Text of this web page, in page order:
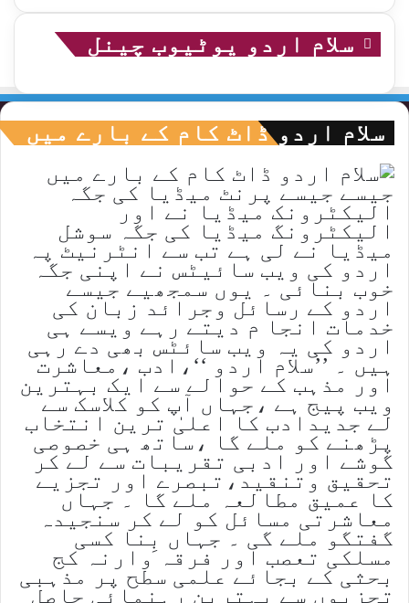
سلام اردو یوٹیوب چینل
سلام اردو ڈاٹ کام کے بارے میں
جیسے جیسے پرنٹ میڈیا کی جگہ
الیکٹرونک میڈیا نے اور
الیکٹرونگ میڈیا کی جگہ سوشل
میڈیا نے لی ہے تب سے انٹرنیٹ پہ
اردو کی ویب سائیٹس نے اپنی جگہ
خوب بنائی ۔ یوں سمجھیے جیسے
اردو کے رسائل وجرائد زبان کی
خدمات انجا م دیتے رہے ویسے ہی
اردو کی یہ ویب سائٹس بھی دے رہی
ہیں ۔ ’’سلام اردو ‘‘،ادب ،معاشرت
اور مذہب کے حوالے سے ایک بہترین
ویب پیج ہے ،جہاں آپ کو کلاسک سے
لے جدیدادب کا اعلیٰ ترین انتخاب
پڑھنے کو ملے گا ،ساتھ ہی خصوصی
گوشے اور ادبی تقریبات سے لے کر
تحقیق وتنقید،تبصرے اور تجزیے
کا عمیق مطالعہ ملے گا ۔ جہاں
معاشرتی مسائل کو لے کر سنجیدہ
گفتگو ملے گی ۔ جہاں بِنا کسی
مسلکی تعصب اور فرقہ وارنہ کج
بحثی کے بجائے علمی سطح پر مذہبی
تجزیوں سے بہترین رہنمائی حاصل